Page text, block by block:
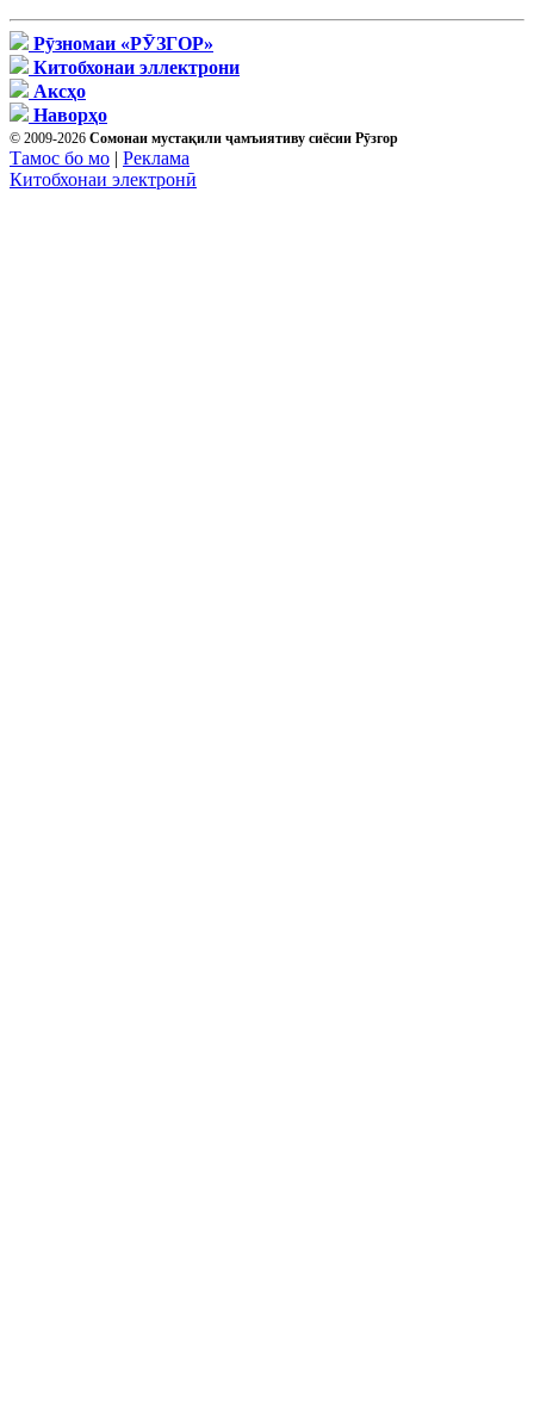
Рӯзномаи «РӮЗГОР»
Китобхонаи эллектрони
Аксҳо
Наворҳо
© 2009-2026 Сомонаи мустақили ҷамъиятиву сиёсии Рӯзгор
Тамос бо мо | Реклама
Китобхонаи электронӣ